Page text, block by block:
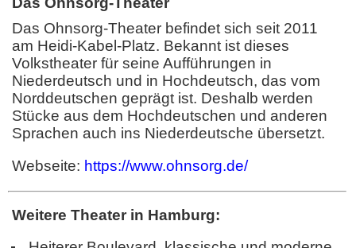
Das Ohnsorg-Theater befindet sich seit 2011
am Heidi-Kabel-Platz. Bekannt ist dieses
Volkstheater für seine Aufführungen in
Niederdeutsch und in Hochdeutsch, das vom
Norddeutschen geprägt ist. Deshalb werden
Stücke aus dem Hochdeutschen und anderen
Sprachen auch ins Niederdeutsche übersetzt.
Webseite: https://www.ohnsorg.de/
Weitere Theater in Hamburg: